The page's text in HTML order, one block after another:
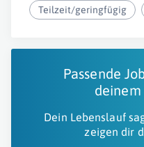
Teilzeit/geringfügig
Passende
Dein Lebenslauf
zeigen dir